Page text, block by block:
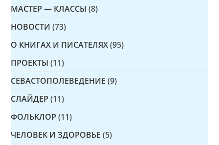
МАСТЕР — КЛАССЫ (8)
НОВОСТИ (73)
О КНИГАХ И ПИСАТЕЛЯХ (95)
ПРОЕКТЫ (11)
СЕВАСТОПОЛЕВЕДЕНИЕ (9)
СЛАЙДЕР (11)
ФОЛЬКЛОР (11)
ЧЕЛОВЕК И ЗДОРОВЬЕ (5)